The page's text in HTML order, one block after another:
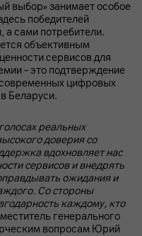
выбор» занимает особое
победителей
сами потребители.
объективным
сервисов для
– это подтверждение
цифровых
Беларуси.
реальных
доверия со
вдохновляет нас
сервисов и внедрять
ожидания и
Со стороны
каждому, кто
генерального
вопросам Юрий